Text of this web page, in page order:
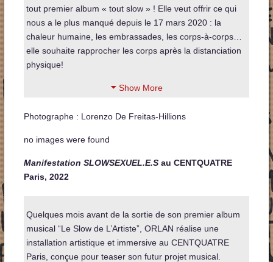
tout premier album « tout slow » ! Elle veut offrir ce qui
nous a le plus manqué depuis le 17 mars 2020 : la
chaleur humaine, les embrassades, les corps-à-corps…
elle souhaite rapprocher les corps après la distanciation
physique!
Show More
Photographe : Lorenzo De Freitas-Hillions
no images were found
Manifestation SLOWSEXUEL.E.S au CENTQUATRE
Paris, 2022
Quelques mois avant de la sortie de son premier album
musical “Le Slow de L’Artiste”, ORLAN réalise une
installation artistique et immersive au CENTQUATRE
Paris, conçue pour teaser son futur projet musical.